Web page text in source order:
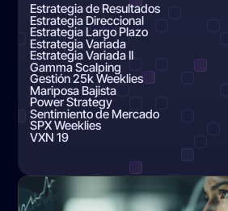
Estrategia de Resultados
Estrategia Direccional
Estrategia Largo Plazo
Estrategia Variada
Estrategia Variada II
Gamma Scalping
Gestión 25k Weeklies
Mariposa Bajista
Power Strategy
Sentimiento de Mercado
SPX Weeklies
VXN 19